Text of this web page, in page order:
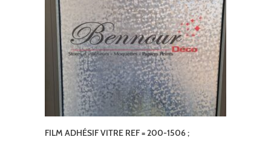
FILM ADHÉSIF VITRE REF = 200-1506 ;